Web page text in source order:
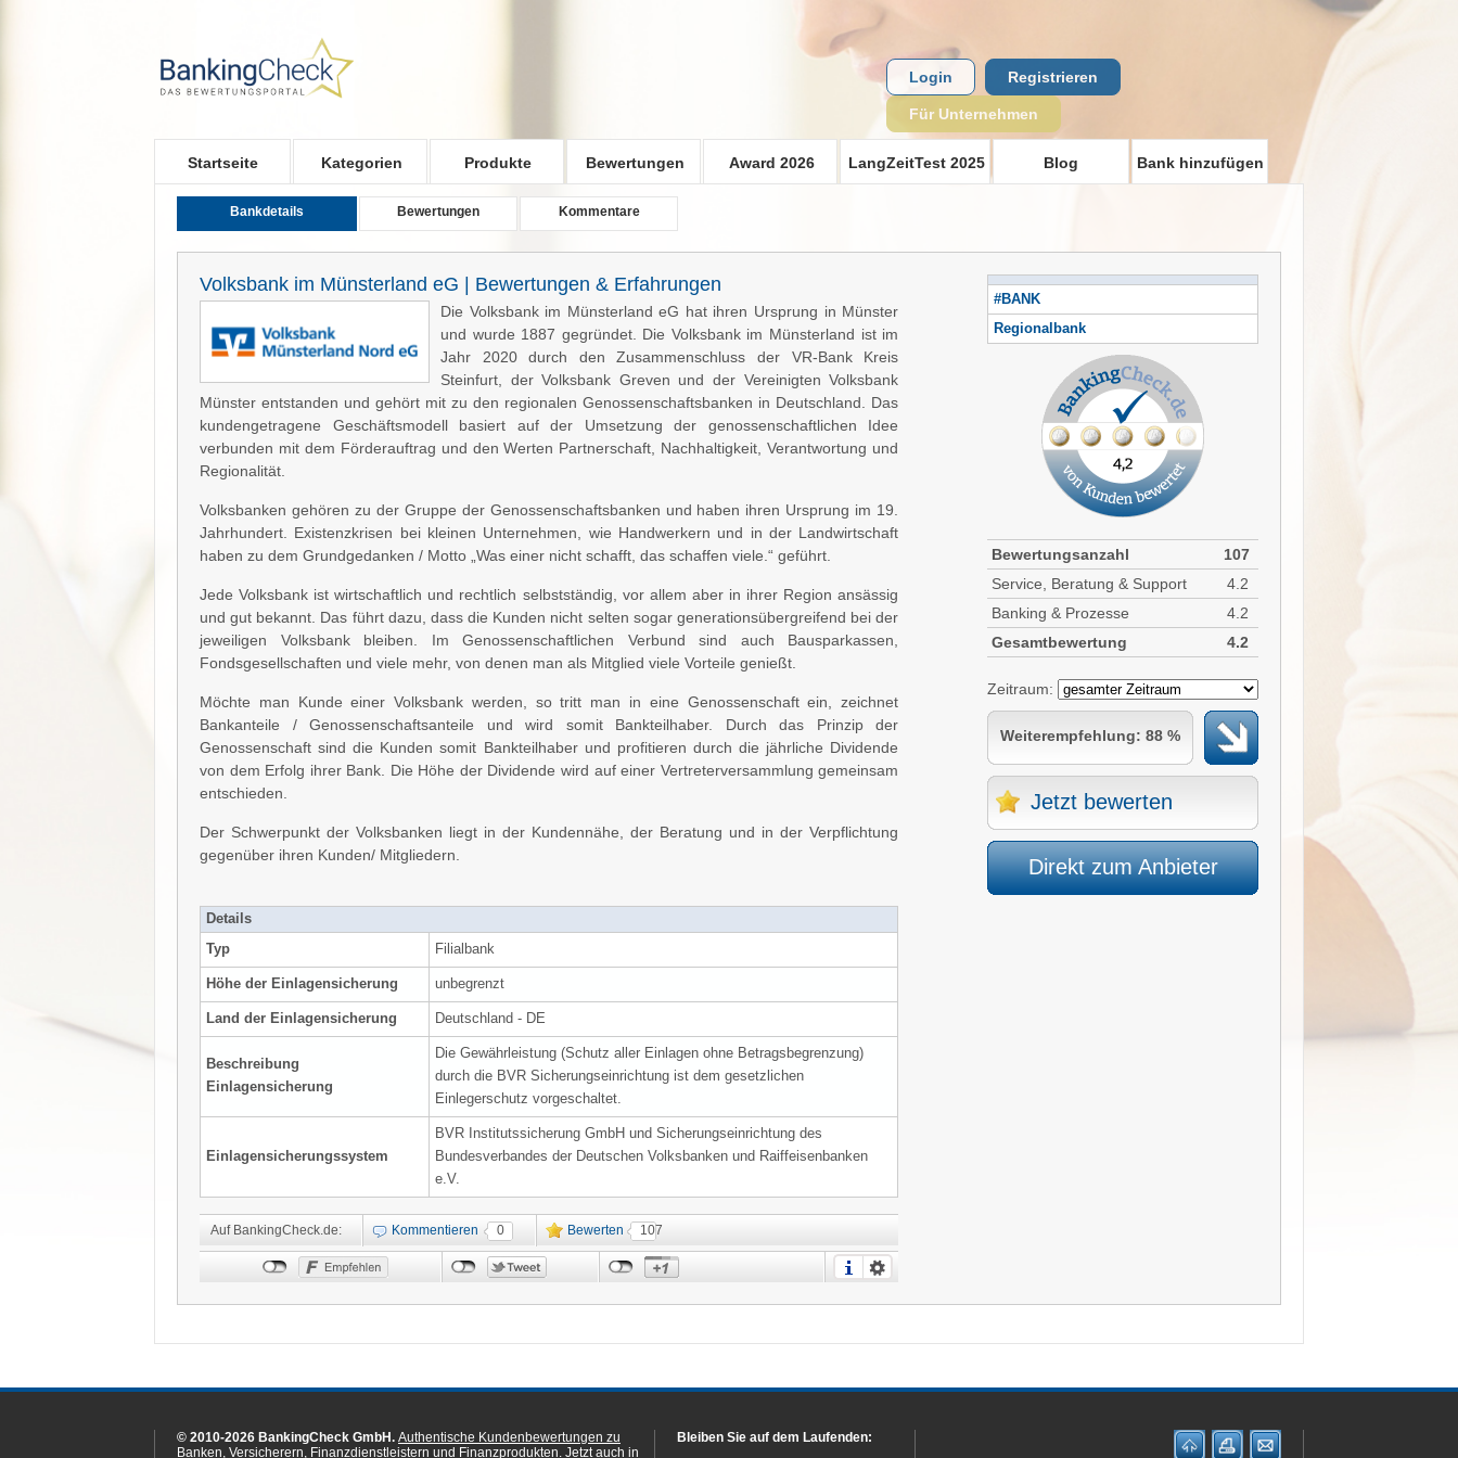
Startseite Kategorien Produkte Bewertungen Award 2026 LangZeitTest 2025 Blog Bank hinzufügen
Login Registrieren
Für Unternehmen
Bankdetails Bewertungen Kommentare
Volksbank im Münsterland eG | Bewertungen & Erfahrungen
Die Volksbank im Münsterland eG hat ihren Ursprung in Münster
und wurde 1887 gegründet. Die Volksbank im Münsterland ist im
Jahr 2020 durch den Zusammenschluss der VR-Bank Kreis
Steinfurt, der Volksbank Greven und der Vereinigten Volksbank
Münster entstanden und gehört mit zu den regionalen Genossenschaftsbanken in Deutschland. Das
kundengetragene Geschäftsmodell basiert auf der Umsetzung der genossenschaftlichen Idee
verbunden mit dem Förderauftrag und den Werten Partnerschaft, Nachhaltigkeit, Verantwortung und
Regionalität.
Volksbanken gehören zu der Gruppe der Genossenschaftsbanken und haben ihren Ursprung im 19.
Jahrhundert. Existenzkrisen bei kleinen Unternehmen, wie Handwerkern und in der Landwirtschaft
haben zu dem Grundgedanken / Motto „Was einer nicht schafft, das schaffen viele.“ geführt.
Jede Volksbank ist wirtschaftlich und rechtlich selbstständig, vor allem aber in ihrer Region ansässig
und gut bekannt. Das führt dazu, dass die Kunden nicht selten sogar generationsübergreifend bei der
jeweiligen Volksbank bleiben. Im Genossenschaftlichen Verbund sind auch Bausparkassen,
Fondsgesellschaften und viele mehr, von denen man als Mitglied viele Vorteile genießt.
Möchte man Kunde einer Volksbank werden, so tritt man in eine Genossenschaft ein, zeichnet
Bankanteile / Genossenschaftsanteile und wird somit Bankteilhaber. Durch das Prinzip der
Genossenschaft sind die Kunden somit Bankteilhaber und profitieren durch die jährliche Dividende
von dem Erfolg ihrer Bank. Die Höhe der Dividende wird auf einer Vertreterversammlung gemeinsam
entschieden.
Der Schwerpunkt der Volksbanken liegt in der Kundennähe, der Beratung und in der Verpflichtung
gegenüber ihren Kunden/ Mitgliedern.
Details
Typ
Filialbank
Höhe der Einlagensicherung unbegrenzt
Land der Einlagensicherung Deutschland - DE
Beschreibung
Einlagensicherung
Die Gewährleistung (Schutz aller Einlagen ohne Betragsbegrenzung)
durch die BVR Sicherungseinrichtung ist dem gesetzlichen
Einlegerschutz vorgeschaltet.
Einlagensicherungssystem
BVR Institutssicherung GmbH und Sicherungseinrichtung des
Bundesverbandes der Deutschen Volksbanken und Raiffeisenbanken
e.V.
Auf BankingCheck.de: Kommentieren 0 Bewerten 107
#BANK
Regionalbank
Bewertungsanzahl
107
Service, Beratung & Support
4.2
Banking & Prozesse
4.2
Gesamtbewertung
4.2
Zeitraum:
Weiterempfehlung: 88 %
Jetzt bewerten
Direkt zum Anbieter
© 2010-2026 BankingCheck GmbH. Authentische Kundenbewertungen zu
Banken, Versicherern, Finanzdienstleistern und Finanzprodukten. Jetzt auch in
Bleiben Sie auf dem Laufenden: